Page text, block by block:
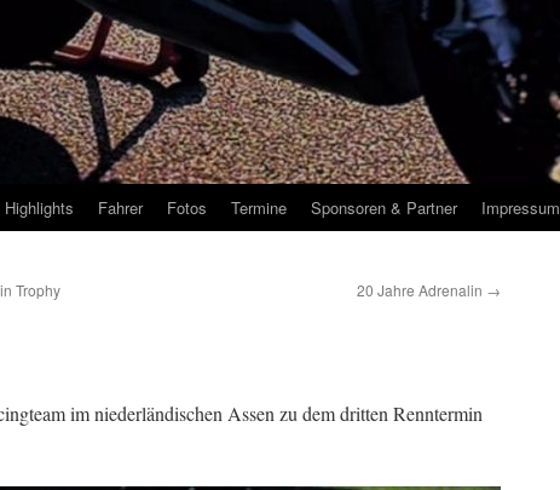
Highlights Fahrer Fotos Termine Sponsoren & Partner Impressum
Trophy 20 Jahre Adrenalin →
im niederländischen Assen zu dem dritten Renntermin